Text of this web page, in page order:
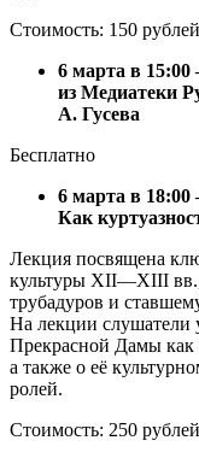
Стоимость: 150 рублей
6 марта в
из Медиатеки
А. Гусева
Бесплатно
6 марта в
Как
Лекция посвящена
культуры XII—XIII вв.,
трубадуров и
На лекции слушатели
Прекрасной Дамы как
а также о её
ролей.
Стоимость: 250